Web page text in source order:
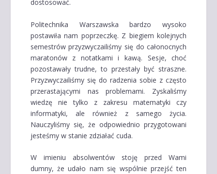
dostosować.
Politechnika Warszawska bardzo wysoko
postawiła nam poprzeczkę. Z biegiem kolejnych
semestrów przyzwyczailiśmy się do całonocnych
maratonów z notatkami i kawą. Sesje, choć
pozostawały trudne, to przestały być straszne.
Przyzwyczailiśmy się do radzenia sobie z często
przerastającymi nas problemami. Zyskaliśmy
wiedzę nie tylko z zakresu matematyki czy
informatyki, ale również z samego życia.
Nauczyliśmy się, że odpowiednio przygotowani
jesteśmy w stanie zdziałać cuda.
W imieniu absolwentów stoję przed Wami
dumny, że udało nam się wspólnie przejść ten